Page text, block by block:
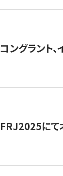
コングラント
FRJ2025にて